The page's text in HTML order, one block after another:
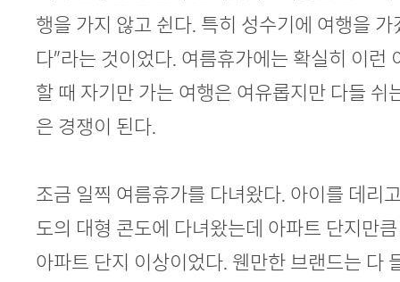
행을 가지 않고 쉰다. 특히 성수기에 여행을
다”라는 것이었다. 여름휴가에는 확실히 이런
할 때 자기만 가는 여행은 여유롭지만 다들 쉬
은 경쟁이 된다.
조금 일찍 여름휴가를 다녀왔다. 아이를 데리
도의 대형 콘도에 다녀왔는데 아파트 단지만
아파트 단지 이상이었다. 웬만한 브랜드는 다